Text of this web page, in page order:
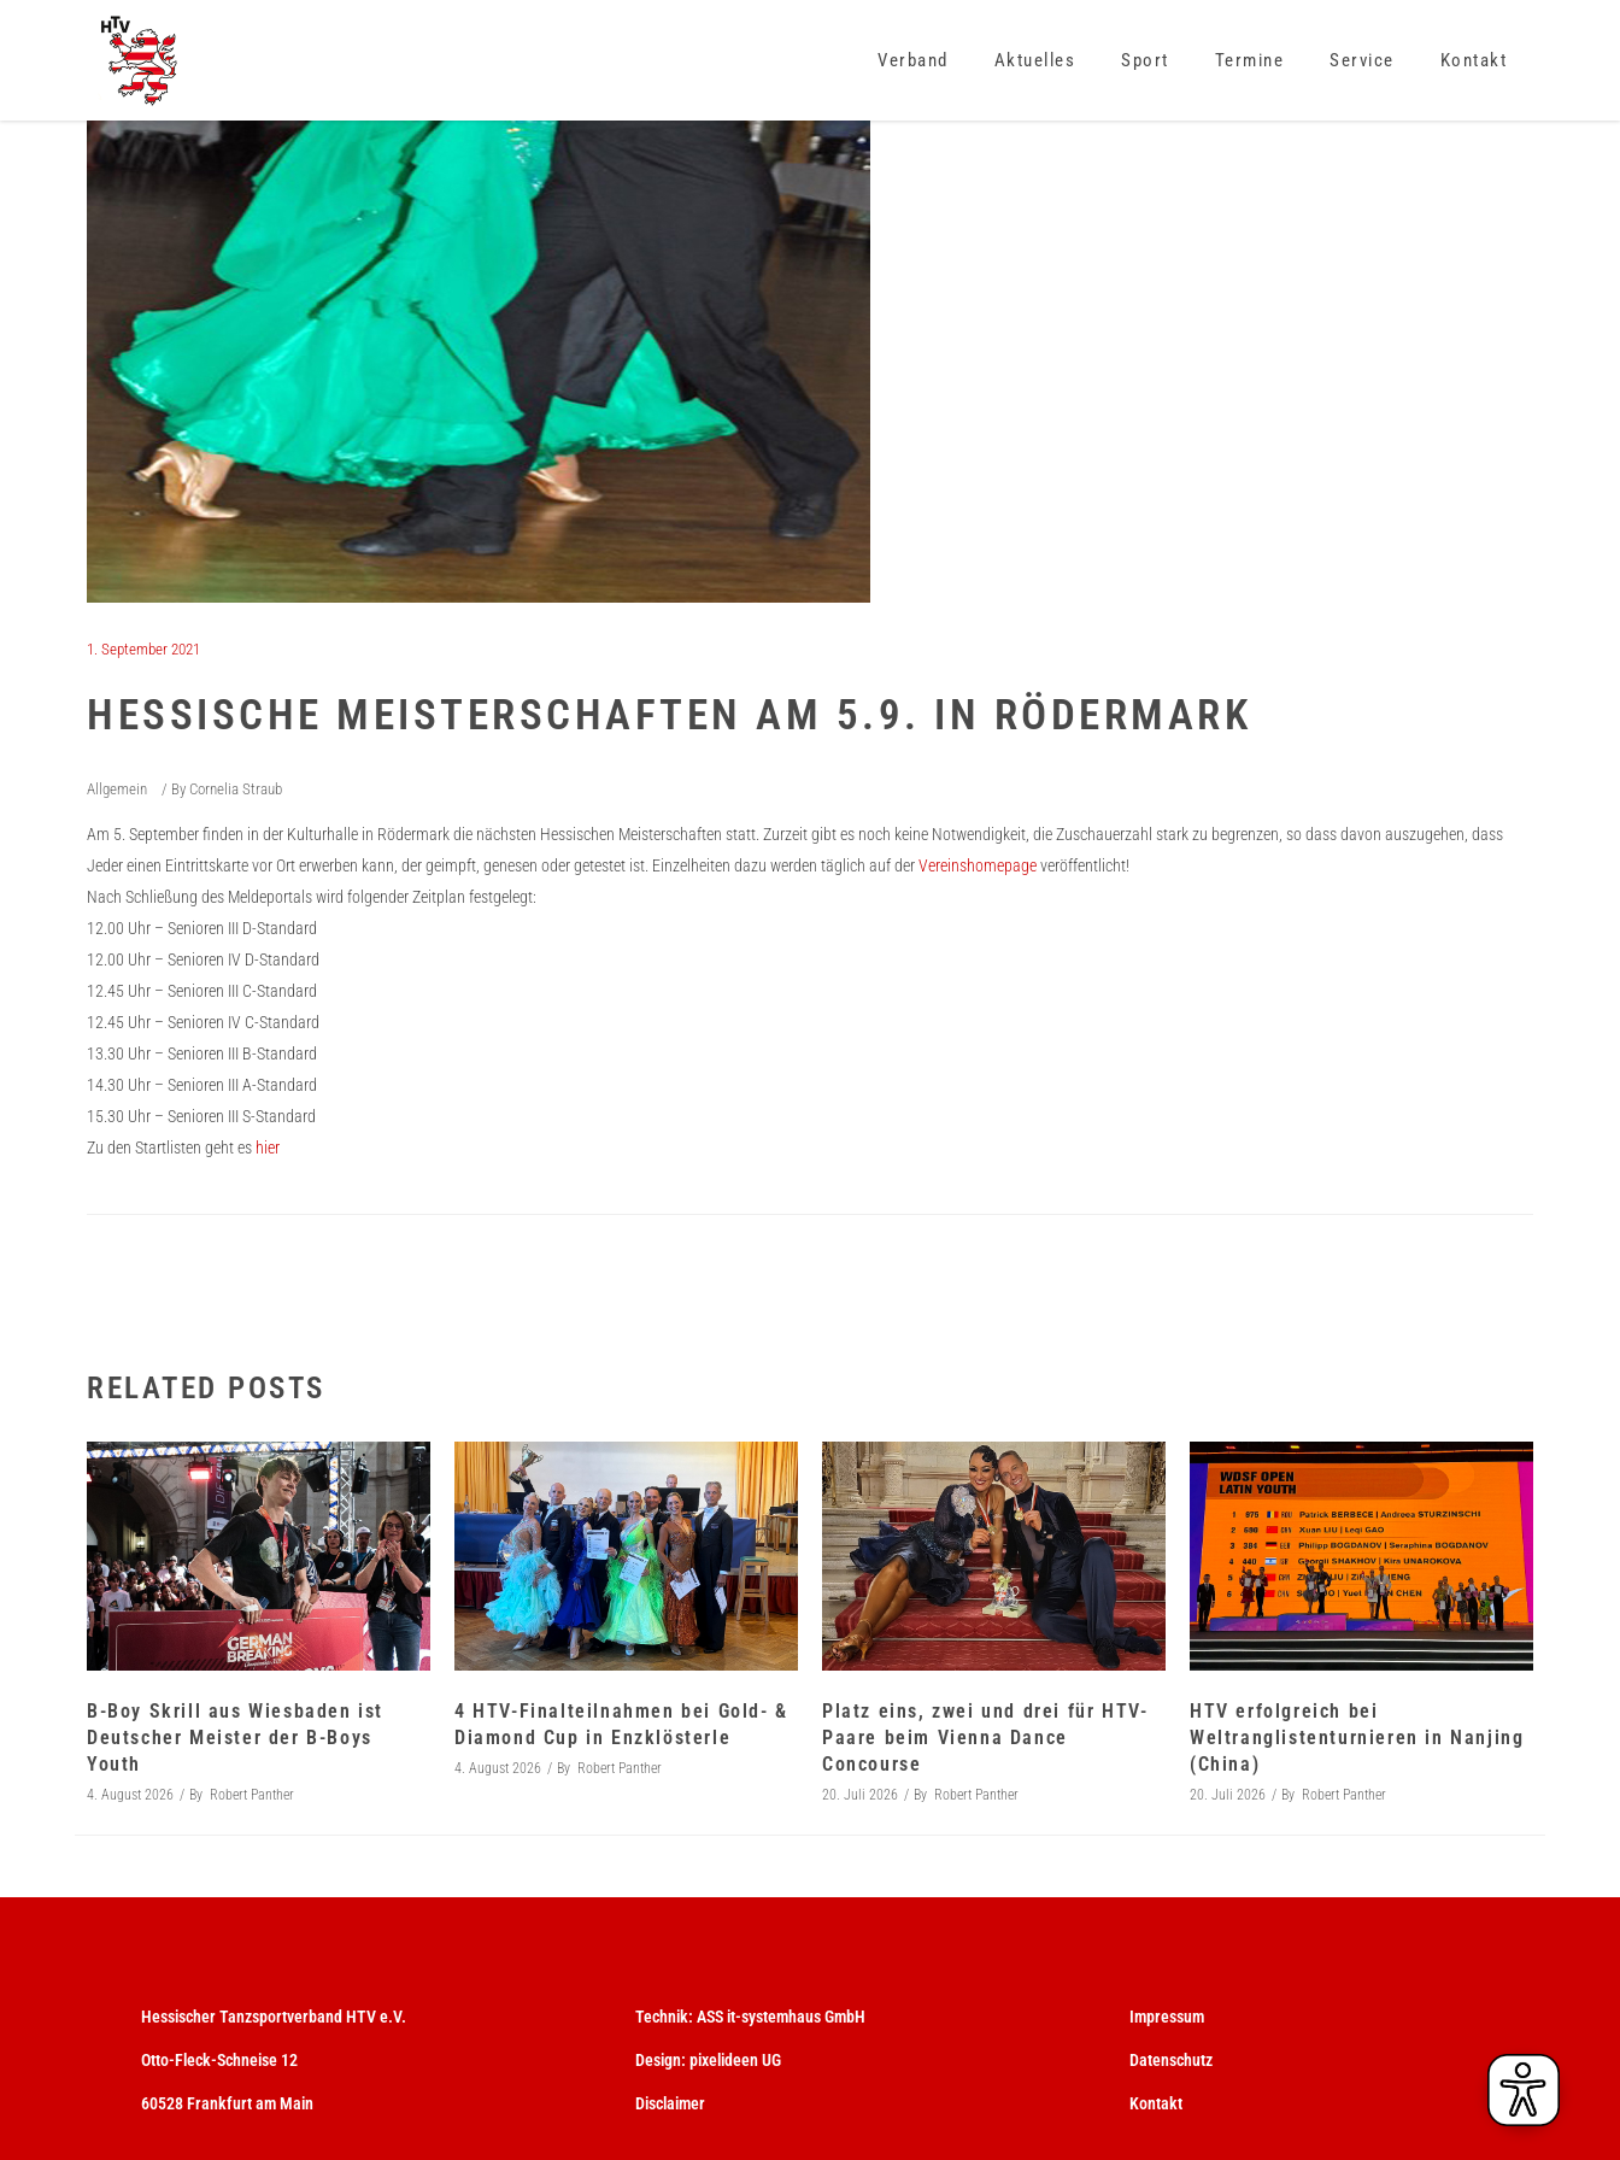
Verband Aktuelles Sport Termine Service Kontakt
1. September 2021
HESSISCHE MEISTERSCHAFTEN AM 5.9. IN RÖDERMARK
Allgemein By Cornelia Straub
Am 5. September finden in der Kulturhalle in Rödermark die nächsten Hessischen Meisterschaften statt. Zurzeit gibt es noch keine Notwendigkeit, die Zuschauerzahl stark zu begrenzen, so dass davon auszugehen, dass
Jeder einen Eintrittskarte vor Ort erwerben kann, der geimpft, genesen oder getestet ist. Einzelheiten dazu werden täglich auf derVereinshomepageveröffentlicht!
Nach Schließung des Meldeportals wird folgender Zeitplan festgelegt:
12.00 Uhr – Senioren III D-Standard
12.00 Uhr – Senioren IV D-Standard
12.45 Uhr – Senioren III C-Standard
12.45 Uhr – Senioren IV C-Standard
13.30 Uhr – Senioren III B-Standard
14.30 Uhr – Senioren III A-Standard
15.30 Uhr – Senioren III S-Standard
Zu den Startlisten geht es hier
RELATED POSTS
B-Boy Skrill aus Wiesbaden ist
Deutscher Meister der B-Boys
Youth
4. August 2026 By Robert Panther
4 HTV-Finalteilnahmen bei Gold- &
Diamond Cup in Enzklösterle
4. August 2026 By Robert Panther
Platz eins, zwei und drei für HTV-
Paare beim Vienna Dance
Concourse
20. Juli 2026 By Robert Panther
HTV erfolgreich bei
Weltranglistenturnieren in Nanjing
(China)
20. Juli 2026 By Robert Panther
Hessischer Tanzsportverband HTV e.V.
Otto-Fleck-Schneise 12
60528 Frankfurt am Main
Technik: ASS it-systemhaus GmbH
Design: pixelideen UG
Disclaimer
Impressum
Datenschutz
Kontakt